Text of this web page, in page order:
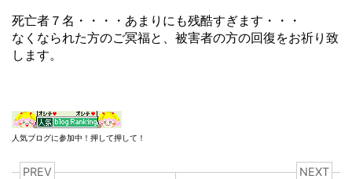
死亡者７名・・・・あまりにも残酷すぎます・・・
なくなられた方のご冥福と、被害者の方の回復をお祈り致
します。
人気ブログに参加中！押して押して！
PREV NEXT